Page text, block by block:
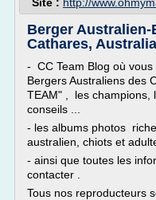
Berger Australien-
Cathares,
- CC Team Blog où
Bergers Australiens des
TEAM" , les champions,
conseils ...
- les albums photos
australien, chiots et
- ainsi que toutes les
contacter .
Tous nos reproducteurs